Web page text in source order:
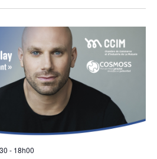
DE
VUES
- 18h00